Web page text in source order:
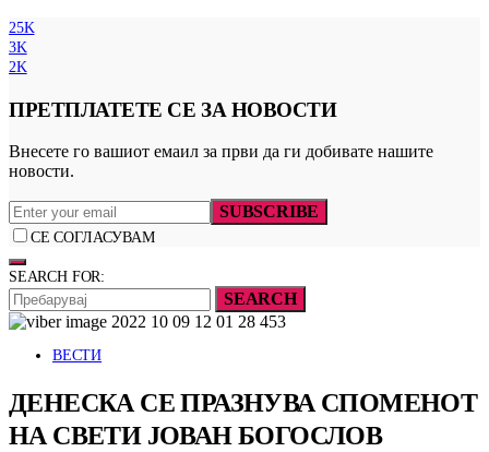
25K
3K
2K
ПРЕТПЛАТЕТЕ СЕ ЗА НОВОСТИ
Внесете го вашиот емаил за први да ги добивате нашите
новости.
SUBSCRIBE
СЕ СОГЛАСУВАМ
SEARCH FOR:
SEARCH
ВЕСТИ
ДЕНЕСКА СЕ ПРАЗНУВА СПОМЕНОТ
НА СВЕТИ ЈОВАН БОГОСЛОВ